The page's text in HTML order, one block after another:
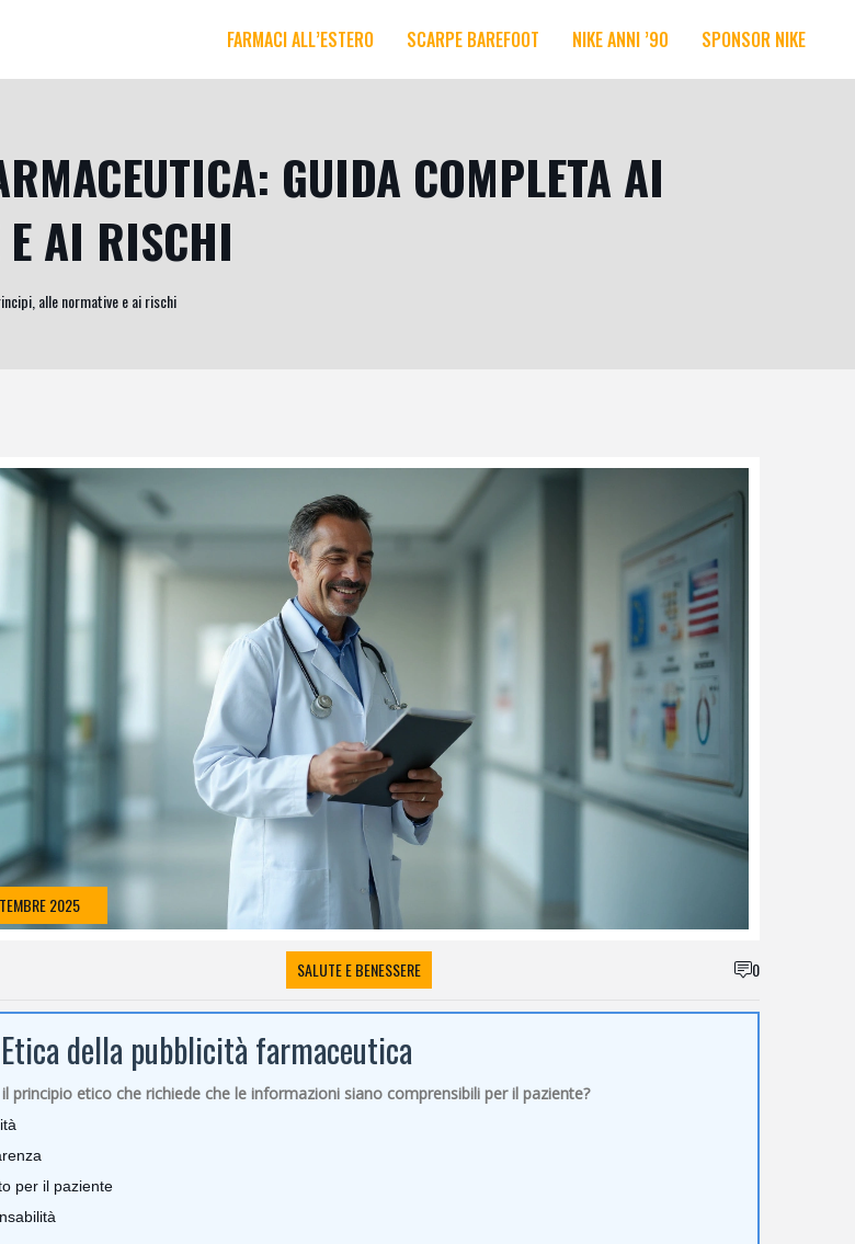
FARMACI ALL’ESTERO SCARPE BAREFOOT NIKE ANNI ’90 SPONSOR NIKE
GUIDA COMPLETA AI
AI RISCHI
alle normative e ai rischi
2025
SALUTE E BENESSERE 0
della pubblicità farmaceutica
il principio etico che richiede che le informazioni siano comprensibili per il paziente?
per il paziente